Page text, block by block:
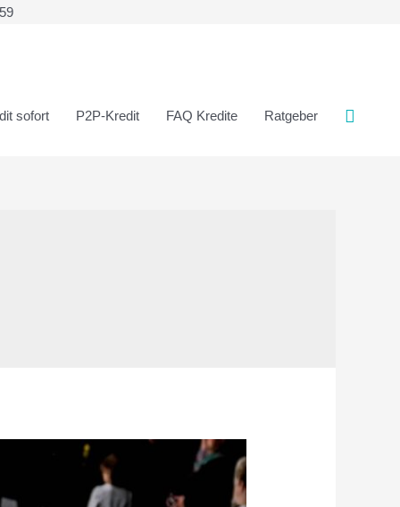
sofort P2P-Kredit FAQ Kredite Ratgeber